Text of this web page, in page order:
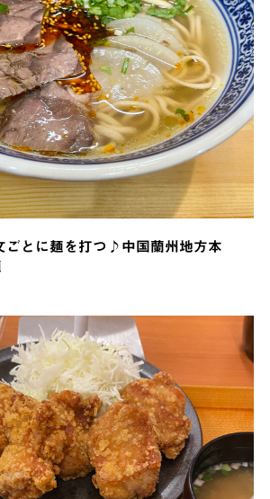
ごとに麺を打つ♪中国蘭州地方本